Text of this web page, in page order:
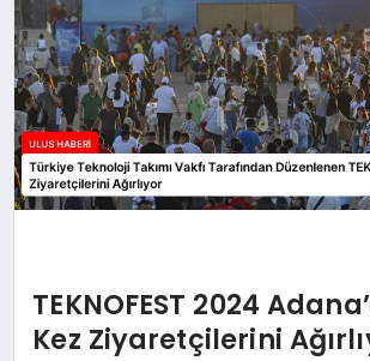
TEKNOFEST 2024
Kez Ziyaretçilerini